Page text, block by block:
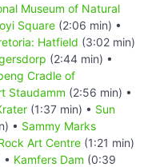
Museum of Natural
Square (2:06 min) •
Hatfield (3:02 min)
(2:44 min) •
Cradle of
Staudamm (2:56 min) •
(1:37 min) • Sun
• Sammy Marks
Art Centre (1:21 min)
• Kamfers Dam (0:39